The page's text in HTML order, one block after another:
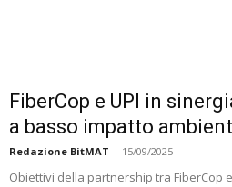
FiberCop e UPI in
a basso impatto
Redazione BitMAT - 15/09/2025
Obiettivi della partnership tra FiberCop